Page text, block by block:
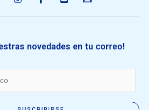
novedades en tu correo!